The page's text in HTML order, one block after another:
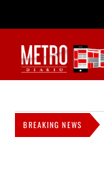
BREAKING NEWS